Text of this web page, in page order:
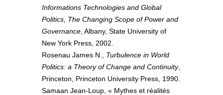
Informations Technologies and Global
Politics, The Changing Scope of Power and
Governance , Albany, State University of
New York Press, 2002.
Rosenau James N., Turbulence in World
Politics: a Theory of Change and Continuity,
Princeton, Princeton University Press, 1990.
Samaan Jean-Loup, « Mythes et réalités